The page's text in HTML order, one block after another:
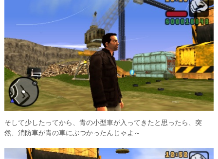
そして少したってから、青の小型車が入ってきたと思ったら、突
然、消防車が青の車にぶつかったんじゃよ～